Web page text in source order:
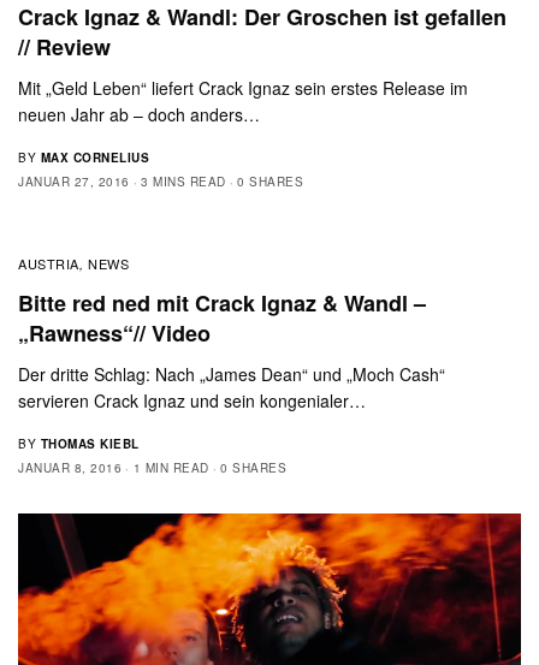
Crack Ignaz & Wandl: Der Groschen ist gefallen
// Review
Mit „Geld Leben“ liefert Crack Ignaz sein erstes Release im
neuen Jahr ab – doch anders…
BY MAX CORNELIUS
JANUAR 27, 2016
3 MINS READ 0 SHARES
AUSTRIA, NEWS
Bitte red ned mit Crack Ignaz & Wandl –
„Rawness“// Video
Der dritte Schlag: Nach „James Dean“ und „Moch Cash“
servieren Crack Ignaz und sein kongenialer…
BY THOMAS KIEBL
JANUAR 8, 2016
1 MIN READ 0 SHARES